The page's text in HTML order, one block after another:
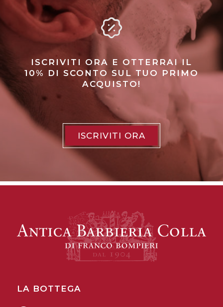
ISCRIVITI ORA E OTTERRAI IL
10% DI SCONTO SUL TUO PRIMO
ACQUISTO!
ISCRIVITI ORA
LA BOTTEGA